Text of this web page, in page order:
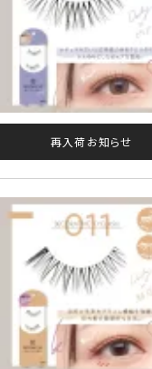
再入荷お知らせ